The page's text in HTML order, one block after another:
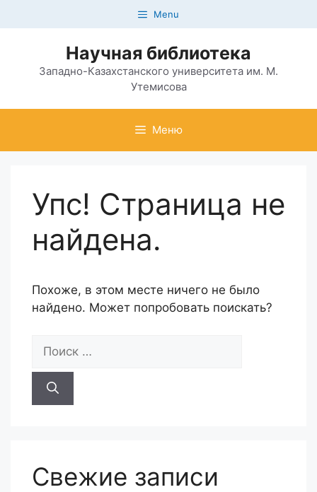
к
содержимому
Menu
Научная библиотека
Западно-Казахстанского университета им. М.
Утемисова
Меню
Упс! Страница не
найдена.
Похоже, в этом месте ничего не было
найдено. Может попробовать поискать?
Свежие записи